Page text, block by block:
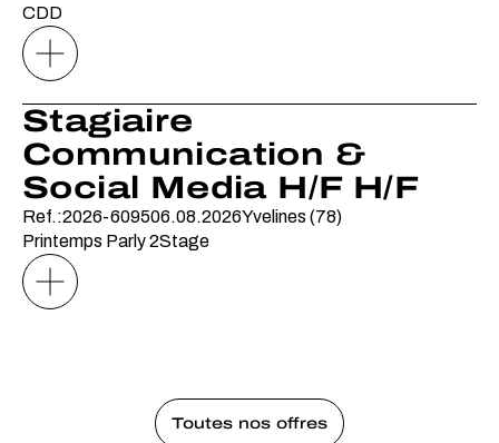
CDD
Stagiaire
Communication &
Social Media H/F H/F
Ref.:2026-609506.08.2026Yvelines (78)
Printemps Parly 2Stage
Toutes nos offres